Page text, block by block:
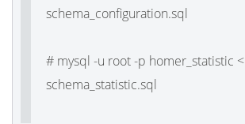
schema_configuration.sql
# mysql -u root -p homer_statistic <
schema_statistic.sql